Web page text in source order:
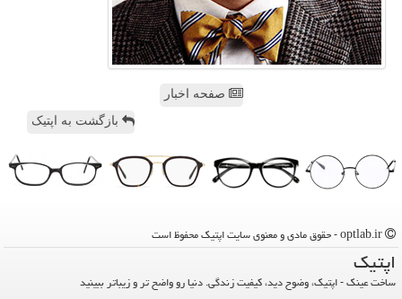
صفحه اخبار
بازگشت به اپتیک
اپتیك
ساخت عینک - اپتیک، وضوح دید، کیفیت زندگی. دنیا رو واضح تر و زیباتر ببینید